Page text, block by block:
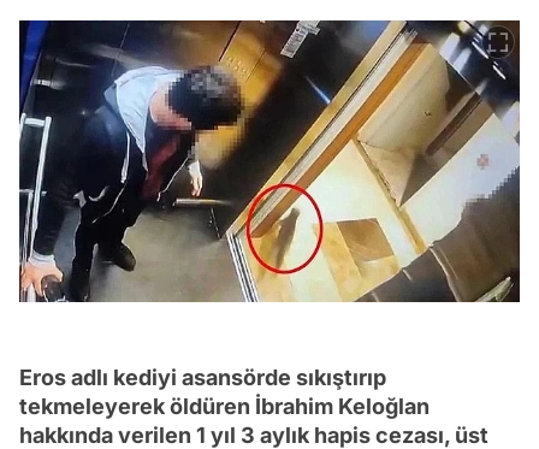
Eros adlı kediyi asansörde sıkıştırıp
tekmeleyerek öldüren İbrahim Keloğlan
hakkında verilen 1 yıl 3 aylık hapis cezası, üst